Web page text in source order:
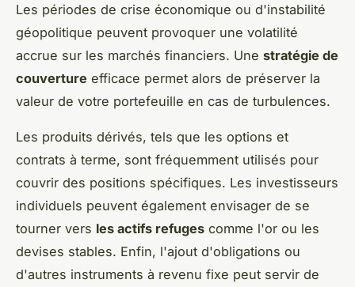
Les périodes de crise économique ou d'instabilité
géopolitique peuvent provoquer une volatilité
accrue sur les marchés financiers. Une stratégie de
couverture efficace permet alors de préserver la
valeur de votre portefeuille en cas de turbulences.
Les produits dérivés, tels que les options et
contrats à terme, sont fréquemment utilisés pour
couvrir des positions spécifiques. Les investisseurs
individuels peuvent également envisager de se
tourner vers les actifs refuges comme l'or ou les
devises stables. Enfin, l'ajout d'obligations ou
d'autres instruments à revenu fixe peut servir de